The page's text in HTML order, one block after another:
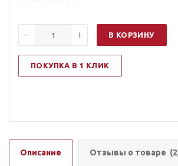
В КОРЗИНУ
ПОКУПКА В 1 КЛИК
Описание Отзывы о товаре